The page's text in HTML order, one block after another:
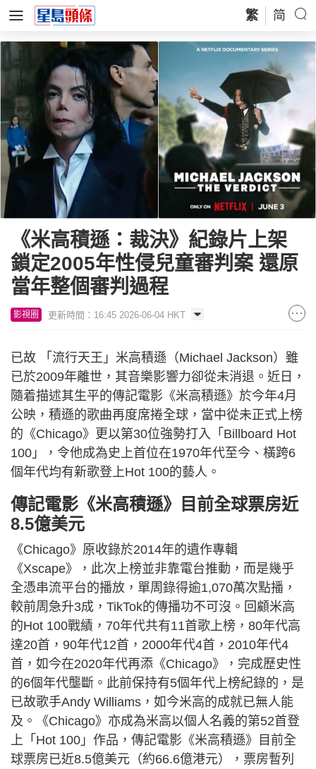
繁 简
《米高積遜：裁決》紀錄片上架
鎖定2005年性侵兒童審判案 還原
當年整個審判過程
影視圈 更新時間：16:45 2026-06-04 HKT
已故 「流行天王」米高積遜（Michael Jackson）雖
已於2009年離世，其音樂影響力卻從未消退。近日，
隨着描述其生平的傳記電影《米高積遜》於今年4月
公映，積遜的歌曲再度席捲全球，當中從未正式上榜
的《Chicago》更以第30位強勢打入「Billboard Hot
100」，令他成為史上首位在1970年代至今、橫跨6
個年代均有新歌登上Hot 100的藝人。
傳記電影《米高積遜》目前全球票房近
8.5億美元
《Chicago》原收錄於2014年的遺作專輯
《Xscape》，此次上榜並非靠電台推動，而是幾乎
全憑串流平台的播放，單周錄得逾1,070萬次點播，
較前周急升3成，TikTok的傳播功不可沒。回顧米高
的Hot 100戰績，70年代共有11首歌上榜，80年代高
達20首，90年代12首，2000年代4首，2010年代4
首，如今在2020年代再添《Chicago》，完成歷史性
的6個年代壟斷。此前保持有5個年代上榜紀錄的，是
已故歌手Andy Williams，如今米高的成就已無人能
及。《Chicago》亦成為米高以個人名義的第52首登
上「Hot 100」作品，傳記電影《米高積遜》目前全
球票房已近8.5億美元（約66.6億港元），票房暫列